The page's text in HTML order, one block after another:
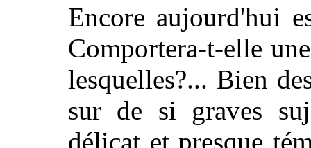
Encore aujourd'hui
Comportera-t-elle
lesquelles?... Bien
sur de si graves
délicat et presque